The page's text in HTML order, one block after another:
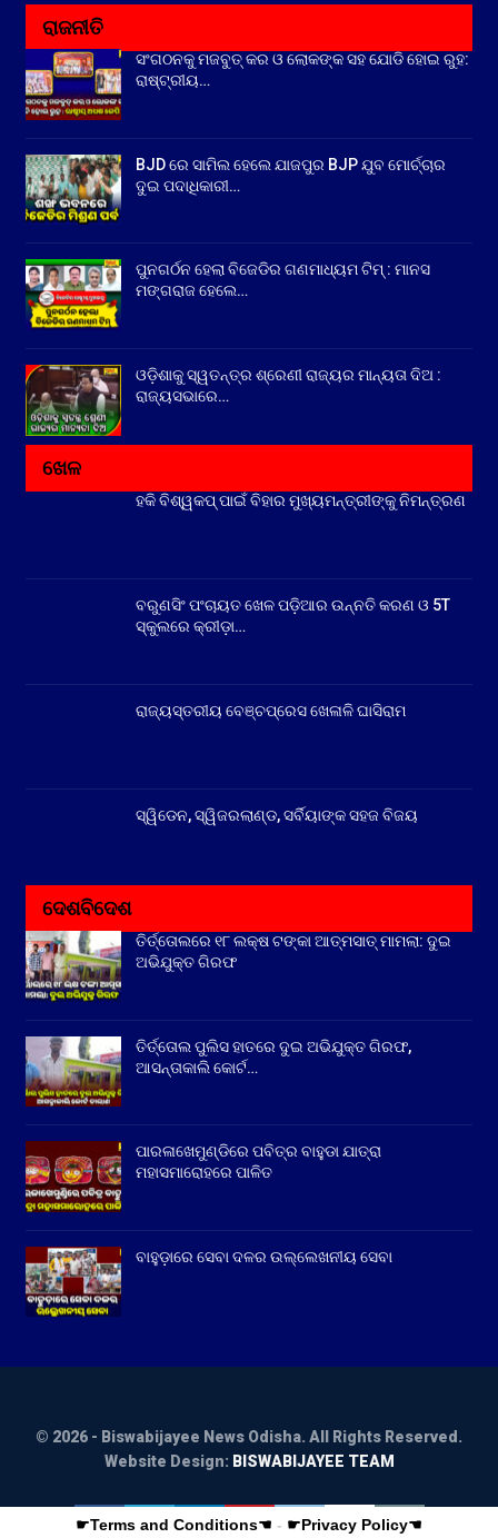
ରାଜନୀତି
ସଂଗଠନକୁ ମଜବୁତ୍ କର ଓ ଲୋକଙ୍କ ସହ ଯୋଡି ହୋଇ ରୁହ:
ରାଷ୍ଟ୍ରୀୟ…
BJD ରେ ସାମିଲ ହେଲେ ଯାଜପୁର BJP ଯୁବ ମୋର୍ଚ୍ଚାର
ଦୁଇ ପଦାଧିକାରୀ…
ପୁନଗର୍ଠନ ହେଲା ବିଜେଡିର ଗଣମାଧ୍ୟମ ଟିମ୍ : ମାନସ
ମଙ୍ଗରାଜ ହେଲେ…
ଓଡ଼ିଶାକୁ ସ୍ୱତନ୍ତ୍ର ଶ୍ରେଣୀ ରାଜ୍ୟର ମାନ୍ୟତା ଦିଅ :
ରାଜ୍ୟସଭାରେ…
ଖେଳ
ହକି ବିଶ୍ୱକପ୍ ପାଇଁ ବିହାର ମୁଖ୍ୟମନ୍ତ୍ରୀଙ୍କୁ ନିମନ୍ତ୍ରଣ
ବରୁଣସିଂ ପଂଚାୟତ ଖେଳ ପଡ଼ିଆର ଉନ୍ନତି କରଣ ଓ 5T
ସ୍କୁଲରେ କ୍ରୀଡ଼ା…
ରାଜ୍ୟସ୍ତରୀୟ ବେଞ୍ଚପ୍ରେସ ଖେଳାଳି ଘାସିରାମ
ସ୍ୱିଡେନ, ସ୍ୱିଜରଲାଣ୍ଡ, ସର୍ବିୟାଙ୍କ ସହଜ ବିଜୟ
ଦେଶବିଦେଶ
ତିର୍ତ୍ତୋଲରେ ୧୮ ଲକ୍ଷ ଟଙ୍କା ଆତ୍ମସାତ୍ ମାମଲା: ଦୁଇ
ଅଭିଯୁକ୍ତ ଗିରଫ
ତିର୍ତ୍ତୋଲ ପୁଲିସ ହାତରେ ଦୁଇ ଅଭିଯୁକ୍ତ ଗିରଫ,
ଆସନ୍ତାକାଲି କୋର୍ଟ…
ପାରଳାଖେମୁଣ୍ଡିରେ ପବିତ୍ର ବାହୁଡା ଯାତ୍ରା
ମହାସମାରୋହରେ ପାଳିତ
ବାହୁଡ଼ାରେ ସେବା ଦଳର ଉଲ୍ଲେଖନୀୟ ସେବା
© 2026 - Biswabijayee News Odisha. All Rights Reserved.
Website Design: BISWABIJAYEE TEAM
☛Terms and Conditions☚ - ☛Privacy Policy☚